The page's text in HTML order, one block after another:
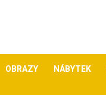
OBRAZY NÁBYTEK